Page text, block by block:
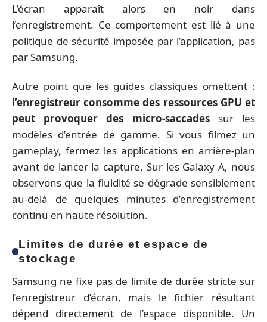
L’écran apparaît alors en noir dans
l’enregistrement. Ce comportement est lié à une
politique de sécurité imposée par l’application, pas
par Samsung.
Autre point que les guides classiques omettent :
l’enregistreur consomme des ressources GPU et
peut provoquer des micro-saccadessur les
modèles d’entrée de gamme. Si vous filmez un
gameplay, fermez les applications en arrière-plan
avant de lancer la capture. Sur les Galaxy A, nous
observons que la fluidité se dégrade sensiblement
au-delà de quelques minutes d’enregistrement
continu en haute résolution.
Limites de durée et espace de
stockage
Samsung ne fixe pas de limite de durée stricte sur
l’enregistreur d’écran, mais le fichier résultant
dépend directement de l’espace disponible. Un